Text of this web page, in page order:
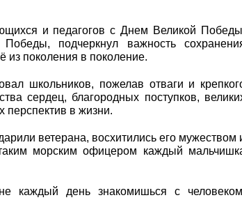
и педагогов с Днем Великой
подчеркнул важность
из поколения в поколение.
школьников, пожелав отваги и
сердец, благородных поступков,
перспектив в жизни.
ветерана, восхитились его мужеством
морским офицером каждый
каждый день знакомишься с